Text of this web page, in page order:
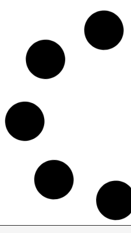
MOMENTOS CLAVES DEL ARTE
Marcel Duchamp: el
también / Turno tarde
Santiago Erausquin
Duchamp transformó
Jueves 12, 19 y 26 de marzo, 19
162 DISPONIBLES